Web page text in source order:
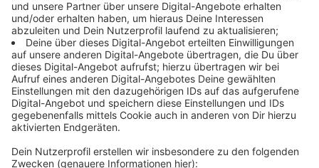
Rechtsanwalt Tobias Houben von PSH Rechtsanwälte
klärt über rechtliche Aspekte bei der Gründung eines
Unternehmens im Familienkontext auf.
Anzeige
Social Media Kickstart – Strategie für
Anzeige